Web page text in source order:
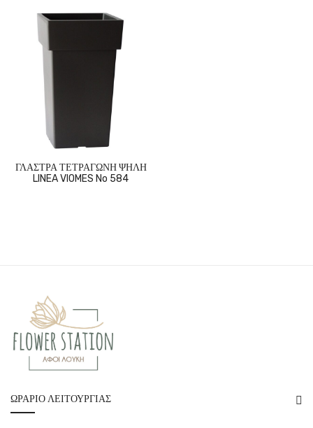
ΓΛΑΣΤΡΑ ΤΕΤΡΑΓΩΝΗ ΨΗΛΗ
LINEA VIOMES No 584
ΩΡΆΡΙΟ ΛΕΙΤΟΥΡΓΊΑΣ